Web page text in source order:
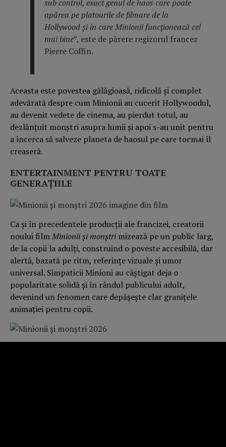
sub control, exact genul de haos care poate
apărea pe platourile de filmare de la
Hollywood și în care Minionii funcționează cel
mai bine”, este de părere regizorul francez
Pierre Coffin.
Aceasta este povestea gălăgioasă, ridicolă și complet
adevărată despre cum Minionii au cucerit Hollywoodul,
au devenit vedete de cinema, au pierdut totul, au
dezlănțuit monștri asupra lumii și apoi s-au unit pentru
a încerca să salveze planeta de haosul pe care tocmai îl
creaseră.
ENTERTAINMENT PENTRU TOATE
GENERAȚIILE
Ca și în precedentele producții ale francizei, creatorii
noului filmMinionii și monștri mizează pe un public larg,
de la copii la adulți, construind o poveste accesibilă, dar
alertă, bazată pe ritm, referințe vizuale și umor
universal. Simpaticii Minioni au câștigat deja o
popularitate solidă și în rândul publicului adult,
devenind un fenomen care depășește clar granițele
animației pentru copii.